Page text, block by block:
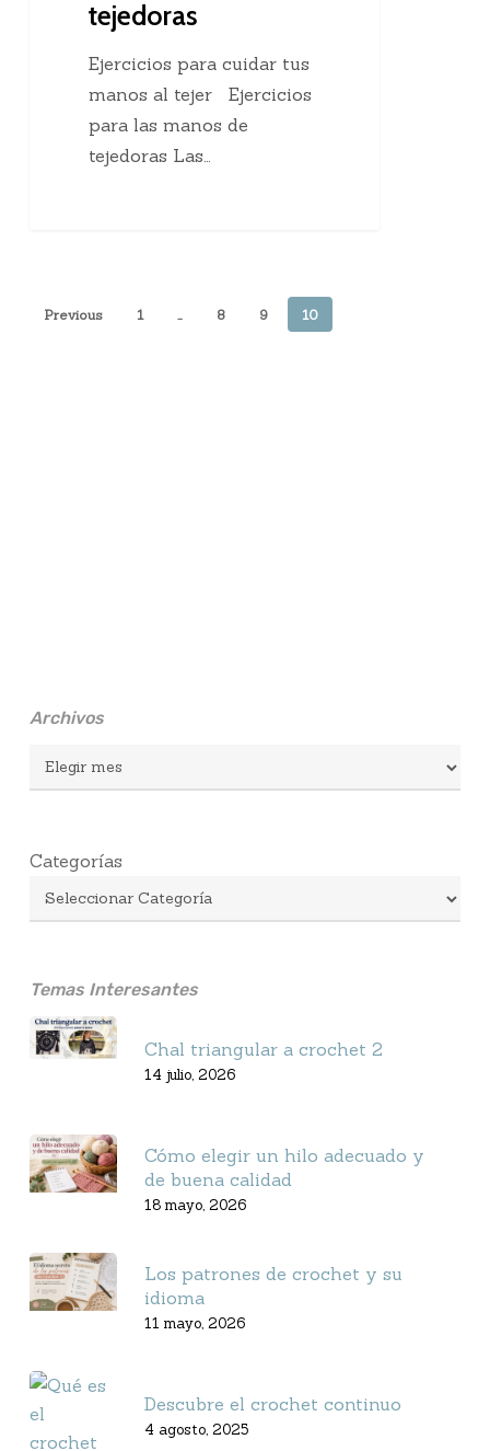
tejedoras
Ejercicios para cuidar tus
manos al tejer Ejercicios
para las manos de
tejedoras Las…
Previous 1 … 8 9 10
Archivos
Archivos
Categorías
Temas Interesantes
Chal triangular a crochet 2
14 julio, 2026
Cómo elegir un hilo adecuado y
de buena calidad
18 mayo, 2026
Los patrones de crochet y su
idioma
11 mayo, 2026
Descubre el crochet continuo
4 agosto, 2025